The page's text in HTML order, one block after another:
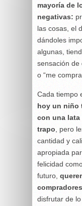
mayoría de
negativas:
las cosas, el
dándoles
algunas,
sensación de
o “me
Cada tiempo
hoy un niño
con una lata
trapo , pero
cantidad y
apropiada
felicidad
futuro,
disfrutar de